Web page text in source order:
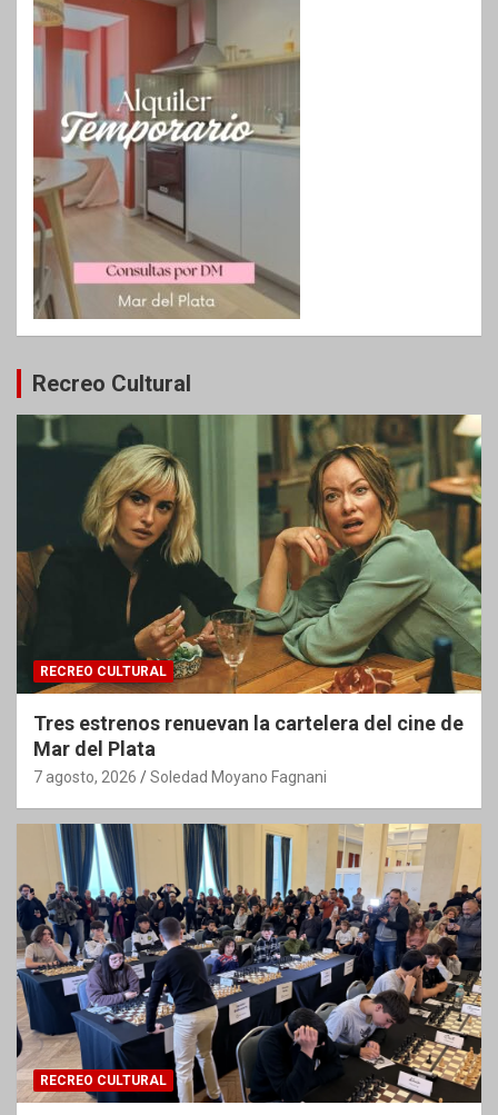
Recreo Cultural
RECREO CULTURAL
Tres estrenos renuevan la cartelera del cine de
Mar del Plata
7 agosto, 2026 Soledad Moyano Fagnani
RECREO CULTURAL